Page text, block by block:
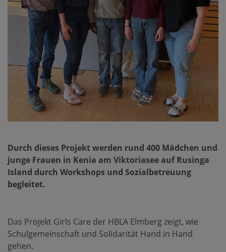
Durch dieses Projekt werden rund 400 Mädchen und
junge Frauen in Kenia am Viktoriasee auf Rusinga
Island durch Workshops und Sozialbetreuung
begleitet.
Das Projekt Girls Care der HBLA Elmberg zeigt, wie
Schulgemeinschaft und Solidarität Hand in Hand
gehen.